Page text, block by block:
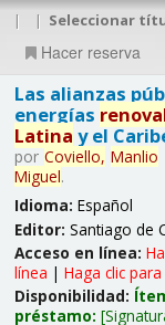
| | Seleccionar
Hacer reserva
Las alianzas
energías
Latina y el
por Coviello, Manlio
Miguel.
Idioma: Español
Editor: Santiago de
Acceso en línea:
línea | Haga clic
Disponibilidad:
préstamo: